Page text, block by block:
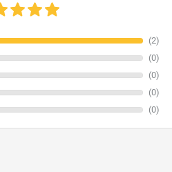
(2)
(0)
(0)
(0)
(0)